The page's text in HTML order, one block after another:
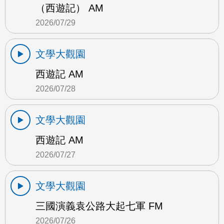
（西遊記） AM
2026/07/29
文學大觀園
西遊記 AM
2026/07/28
文學大觀園
西遊記 AM
2026/07/27
文學大觀園
三國演義袁公路大起七軍 FM
2026/07/26